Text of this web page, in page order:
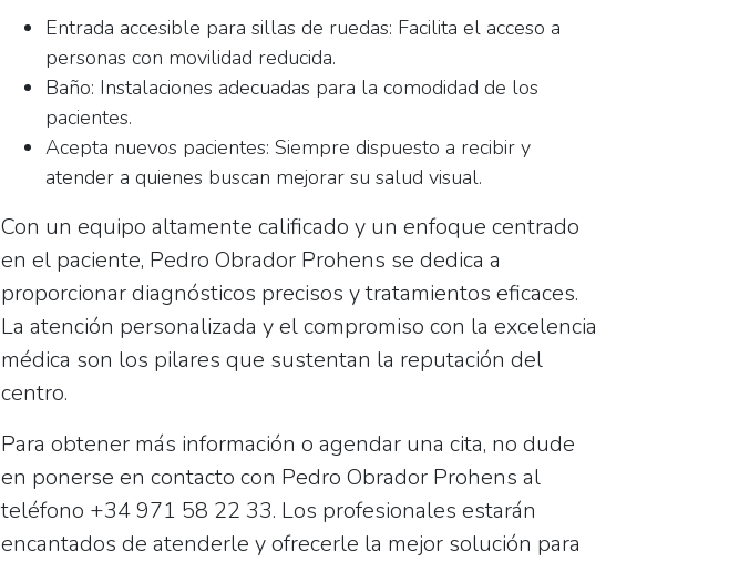
Entrada accesible para sillas de ruedas: Facilita el acceso a
personas con movilidad reducida.
Baño: Instalaciones adecuadas para la comodidad de los
pacientes.
Acepta nuevos pacientes: Siempre dispuesto a recibir y
atender a quienes buscan mejorar su salud visual.
Con un equipo altamente calificado y un enfoque centrado
en el paciente, Pedro Obrador Prohens se dedica a
proporcionar diagnósticos precisos y tratamientos eficaces.
La atención personalizada y el compromiso con la excelencia
médica son los pilares que sustentan la reputación del
centro.
Para obtener más información o agendar una cita, no dude
en ponerse en contacto con Pedro Obrador Prohens al
teléfono +34 971 58 22 33. Los profesionales estarán
encantados de atenderle y ofrecerle la mejor solución para